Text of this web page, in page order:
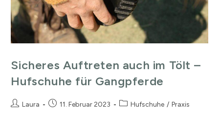
Sicheres Auftreten auch im Tölt –
Hufschuhe für Gangpferde
Laura 11. Februar 2023 Hufschuhe / Praxis